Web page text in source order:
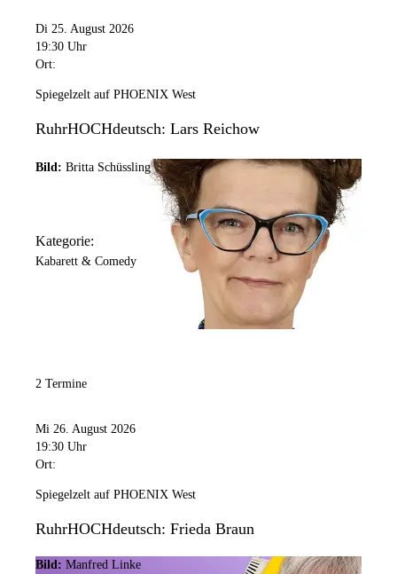
Di 25. August 2026
19:30 Uhr
Ort:
Spiegelzelt auf PHOENIX West
RuhrHOCHdeutsch: Lars Reichow
Bild: Britta Schüssling
Kategorie:
Kabarett & Comedy
2 Termine
Mi 26. August 2026
19:30 Uhr
Ort:
Spiegelzelt auf PHOENIX West
RuhrHOCHdeutsch: Frieda Braun
Bild: Manfred Linke